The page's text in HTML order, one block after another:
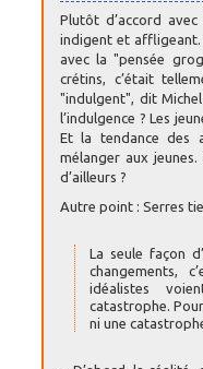
Plutôt d’accord
indigent et affligeant.
avec la "pensée
crétins, c’était
"indulgent", dit
l’indulgence ? Les
Et la tendance des
mélanger aux
d’ailleurs ?
Autre point : Serres
La seule façon
changements,
idéalistes
catastrophe.
ni une